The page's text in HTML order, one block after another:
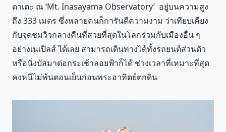
ดาเตะ ณ ‘Mt. Inasayama Observatory’ อยู่บนความสูง
ถึง 333 เมตร ซึ่งหลายคนก็การันตีความงาม ว่าเทียบเคียง
กับจุดชมวิวกลางคืนที่สวยที่สุดในโลกร่วมกับเมืองอื่น ๆ
อย่างเนเปิลส์ ได้เลย สามารถเดินทางได้ทั้งรถยนต์ส่วนตัว
หรือนั่งบัสมาต่อกระเช้าลอยฟ้าก็ได้ ช่วงเวลาที่เหมาะที่สุด
คงหนีไม่พ้นตอนเย็นก่อนพระอาทิตย์ตกดิน